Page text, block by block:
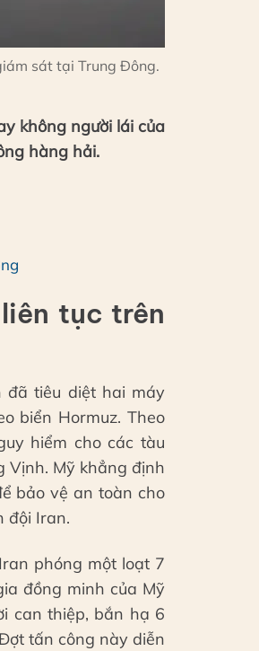
sát tại Trung Đông.
không người lái của
hàng hải.
tục trên
đã tiêu diệt hai máy
biển Hormuz. Theo
hiểm cho các tàu
Vịnh. Mỹ khẳng định
bảo vệ an toàn cho
đội Iran.
phóng một loạt 7
đồng minh của Mỹ
can thiệp, bắn hạ 6
tấn công này diễn